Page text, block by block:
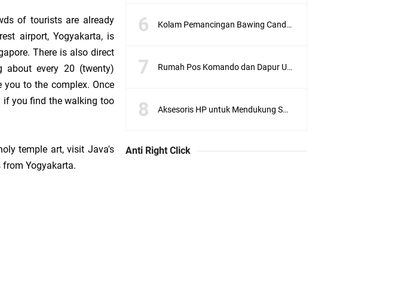
Organisasi?
Batas
of tourists are already
airport, Yogyakarta, is
. There is also direct
about every 20 (twenty)
you to the complex. Once
if you find the walking too
temple art, visit Java's
from Yogyakarta.
Kolam Pemancingan Bawing Candra Kirana, Sukadiri, Tangerang
Rumah Pos Komando dan Dapur Umum di Kompleks Lubang Buaya Jakarta
Aksesoris HP untuk Mendukung Swafoto
Anti Right Click